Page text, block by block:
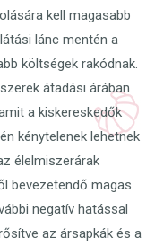
kell magasabb
lánc mentén a
költségek rakódnak.
átadási árában
a kiskereskedők
kénytelenek lehetnek
élelmiszerárak
bevezetendő magas
negatív hatással
az ársapkák és a